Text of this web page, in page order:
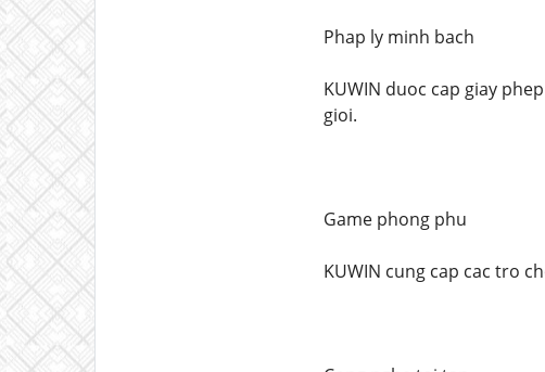
Phap ly minh bach
KUWIN duoc cap giay
gioi.
Game phong phu
KUWIN cung cap cac tro